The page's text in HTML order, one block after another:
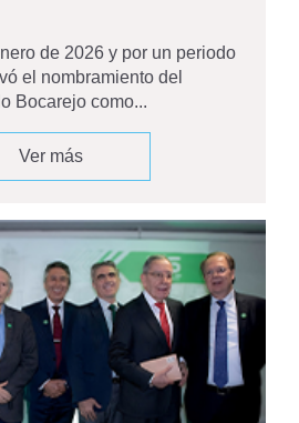
de 2026 y por un periodo
el nombramiento del
Bocarejo como...
Ver más